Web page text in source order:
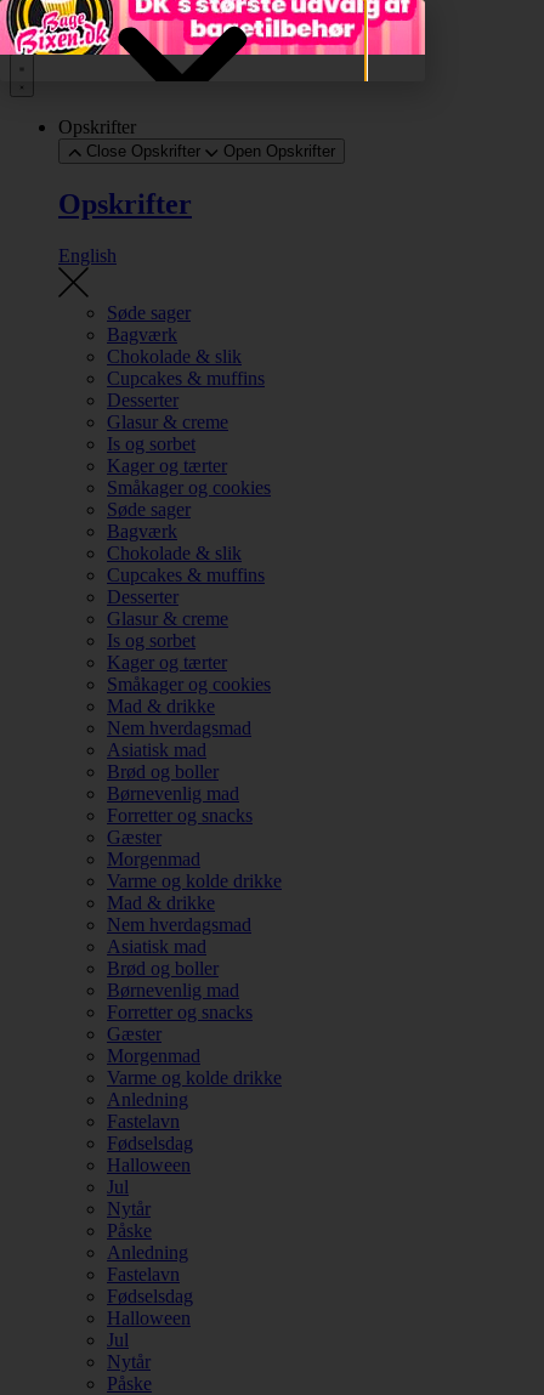
Videre til indhold
Opskrifter
Close Opskrifter Open Opskrifter
Opskrifter
English
Søde sager
Bagværk
Chokolade & slik
Cupcakes & muffins
Desserter
Glasur & creme
Is og sorbet
Kager og tærter
Småkager og cookies
Søde sager
Bagværk
Chokolade & slik
Cupcakes & muffins
Desserter
Glasur & creme
Is og sorbet
Kager og tærter
Småkager og cookies
Mad & drikke
Nem hverdagsmad
Asiatisk mad
Brød og boller
Børnevenlig mad
Forretter og snacks
Gæster
Morgenmad
Varme og kolde drikke
Mad & drikke
Nem hverdagsmad
Asiatisk mad
Brød og boller
Børnevenlig mad
Forretter og snacks
Gæster
Morgenmad
Varme og kolde drikke
Anledning
Fastelavn
Fødselsdag
Halloween
Jul
Nytår
Påske
Anledning
Fastelavn
Fødselsdag
Halloween
Jul
Nytår
Påske